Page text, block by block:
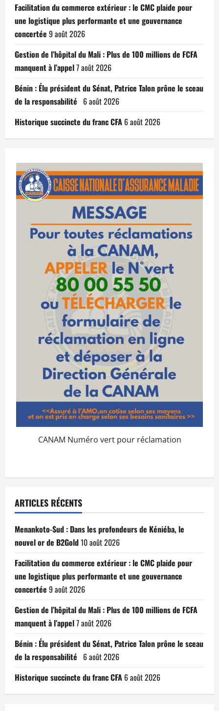
Facilitation du commerce extérieur : le CMC plaide pour
une logistique plus performante et une gouvernance
concertée 9 août 2026
Gestion de l’hôpital du Mali : Plus de 100 millions de FCFA
manquent à l’appel7 août 2026
Bénin : Élu président du Sénat, Patrice Talon prône le sceau
de la responsabilité 6 août 2026
Historique succincte du franc CFA 6 août 2026
CANAM Numéro vert pour réclamation
ARTICLES RÉCENTS
Menankoto-Sud : Dans les profondeurs de Kéniéba, le
nouvel or de B2Gold10 août 2026
Facilitation du commerce extérieur : le CMC plaide pour
une logistique plus performante et une gouvernance
concertée 9 août 2026
Gestion de l’hôpital du Mali : Plus de 100 millions de FCFA
manquent à l’appel7 août 2026
Bénin : Élu président du Sénat, Patrice Talon prône le sceau
de la responsabilité 6 août 2026
Historique succincte du franc CFA 6 août 2026